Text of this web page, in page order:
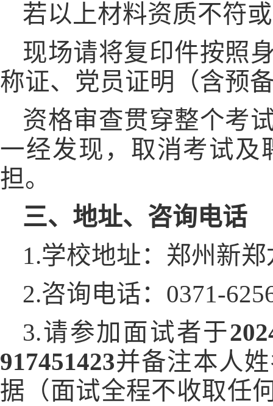
若以上材料资质不符
现场请将复印件按照
称证、党员证明（含预
资格审查贯穿整个考
一经发现，取消考试及
担。
三、地址、咨询电话
1.学校地址：郑州新
2.咨询电话：0371-
3.请参加面试者于202
917451423并备注本人
据（面试全程不收取任